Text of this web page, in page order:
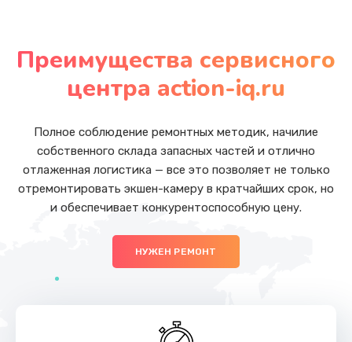
Заказать
от 750 руб.
Заказать
Замена кнопок
от 500 руб.
Заказать
Заказать
Преимущества сервисного
центра action-iq.ru
Полное соблюдение ремонтных методик, начилие
собственного склада запасных частей и отлично
отлаженная логистика — все это позволяет не только
отремонтировать экшен-камеру в кратчайших срок, но
и обеспечивает конкурентоспособную цену.
НУЖЕН РЕМОНТ